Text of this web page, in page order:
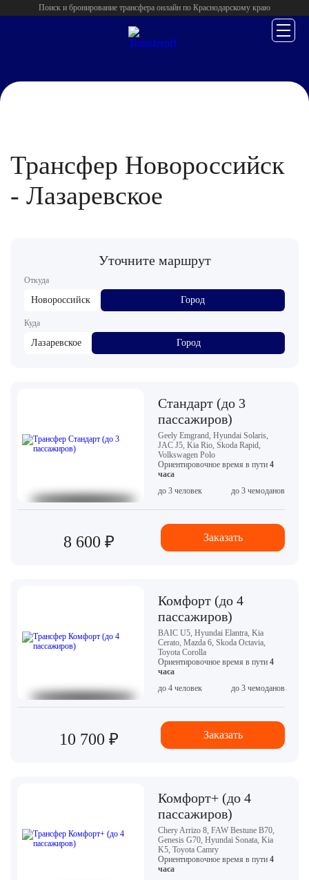
Поиск и бронирование трансфера онлайн по Краснодарскому краю
Трансфер Новороссийск
- Лазаревское
Уточните маршрут
Откуда
Новороссийск Город
Куда
Лазаревское Город
Стандарт (до 3
пассажиров)
Geely Emgrand, Hyundai Solaris,
JAC J5, Kia Rio, Skoda Rapid,
Volkswagen Polo
Ориентировочное время в пути 4
часа
до 3 человек
до 3 чемоданов
8 600 ₽ Заказать
Комфорт (до 4
пассажиров)
BAIC U5, Hyundai Elantra, Kia
Cerato, Mazda 6, Skoda Octavia,
Toyota Corolla
Ориентировочное время в пути 4
часа
до 4 человек
до 3 чемоданов
10 700 ₽ Заказать
Комфорт+ (до 4
пассажиров)
Chery Arrizo 8, FAW Bestune B70,
Genesis G70, Hyundai Sonata, Kia
K5, Toyota Camry
Ориентировочное время в пути 4
часа